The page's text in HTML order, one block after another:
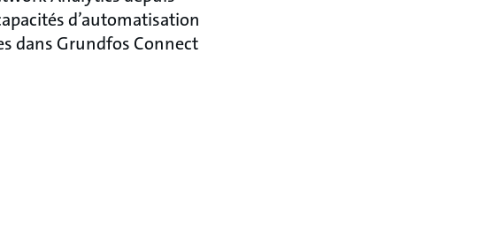
d’automatisation
dans Grundfos Connect